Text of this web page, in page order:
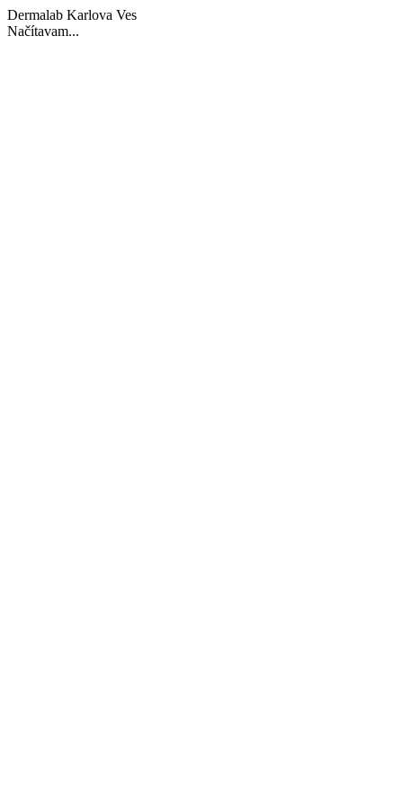
Dermalab Karlova Ves
Načítavam...